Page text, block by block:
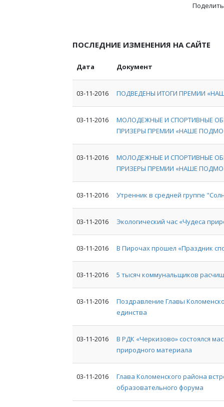
ПОСЛЕДНИЕ ИЗМЕНЕНИЯ НА САЙТЕ
Дата Документ
03-11-2016 ПОДВЕДЕНЫ ИТОГИ ПРЕМИИ
03-11-2016
МОЛОДЕЖНЫЕ И СПОРТИВНЫЕ
ПРИЗЕРЫ ПРЕМИИ «НАШЕ
03-11-2016
МОЛОДЕЖНЫЕ И СПОРТИВНЫЕ
ПРИЗЕРЫ ПРЕМИИ «НАШЕ
03-11-2016 Утренник в средней группе
03-11-2016 Экологический час «Чудеса
03-11-2016 В Пирочах прошел «Праздник
03-11-2016 5 тысяч коммунальщиков
03-11-2016
Поздравление Главы
единства
03-11-2016
В РДК «Черкизово» состоялся
природного материала
03-11-2016
Глава Коломенского района
образовательного форума